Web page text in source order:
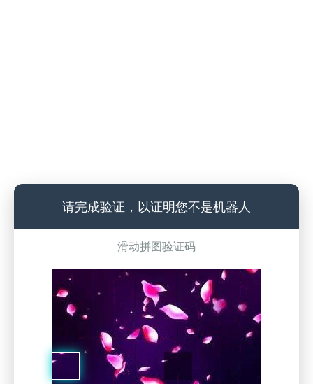
请完成验证，以证明您不是机器人
滑动拼图验证码